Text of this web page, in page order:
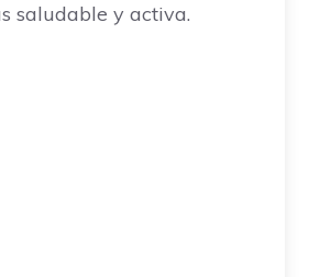
saludable y activa.